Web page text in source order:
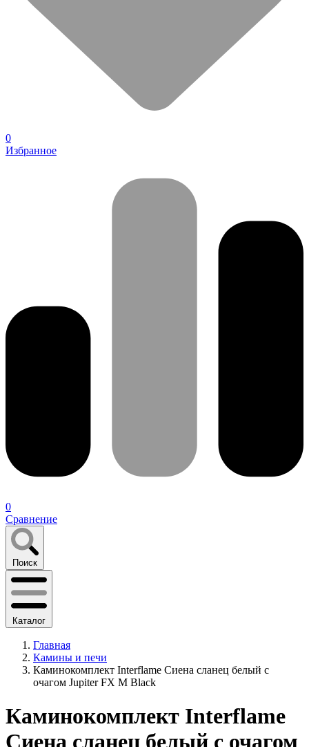
0
Избранное
0
Сравнение
Поиск
Каталог
Главная
Камины и печи
Каминокомплект Interflame Сиена сланец белый с
очагом Jupiter FX M Black
Каминокомплект Interflame
Сиена сланец белый с очагом